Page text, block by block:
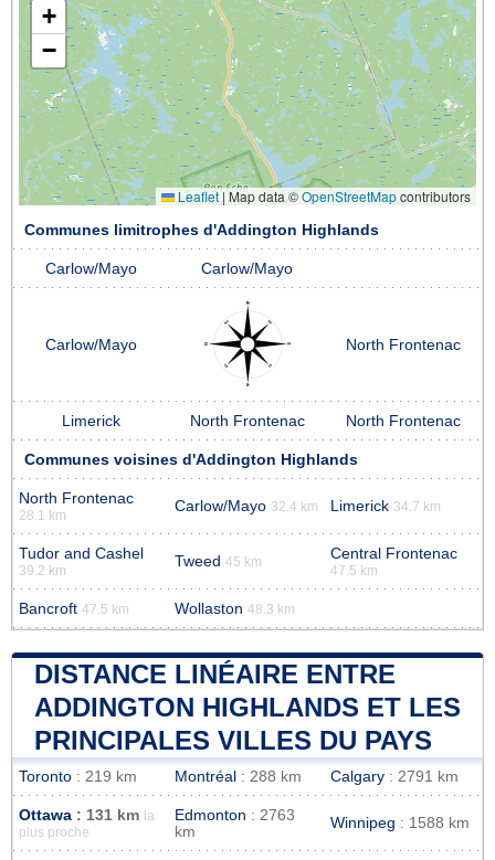
+
−
Leaflet|Map data ©OpenStreetMapcontributors
Communes limitrophes d'Addington Highlands
Carlow/Mayo Carlow/Mayo
Carlow/Mayo North Frontenac
Limerick North Frontenac North Frontenac
Communes voisines d'Addington Highlands
North Frontenac
28.1 km
Carlow/Mayo 32.4 km Limerick 34.7 km
Tudor and Cashel
39.2 km
Tweed 45 km Central Frontenac
47.5 km
Bancroft 47.5 km Wollaston 48.3 km
DISTANCE LINÉAIRE ENTRE
ADDINGTON HIGHLANDS ET LES
PRINCIPALES VILLES DU PAYS
Toronto : 219 km Montréal : 288 km Calgary : 2791 km
Ottawa : 131 km
la
plus proche
Edmonton : 2763
km
Winnipeg : 1588 km